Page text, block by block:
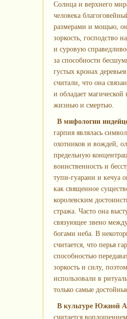
Солнца и верхнего
человека
размерами и мощью,
зоркость, господство
и суровую
за способности
густых кронах
считали, что она
и обладает магической
жизнью и смертью.
В мифологии
гарпия являлась
охотников и вождей,
предельную
воинственность и
тупи-гуарани и кечуа
как священное
королевским
стража. Часто она
связующее звено
богами неба. В
считается, что перья
способностью
зоркость и силу,
использовали в
только самые
В культуре Южной
считается